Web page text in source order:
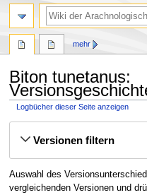
Biton tunetanus:
Logbücher dieser Seite anzeigen
Navigation
SucheVersionen filtern
Auswahl des
vergleichenden Versionen und
mehr